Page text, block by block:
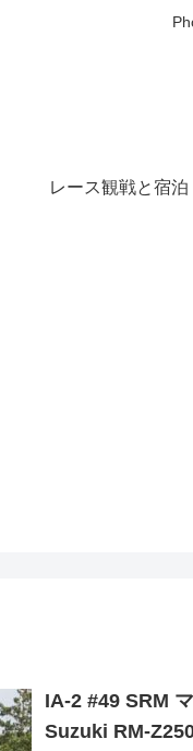
レース観戦と宿泊
IA-2 #49 SRM
Suzuki RM-